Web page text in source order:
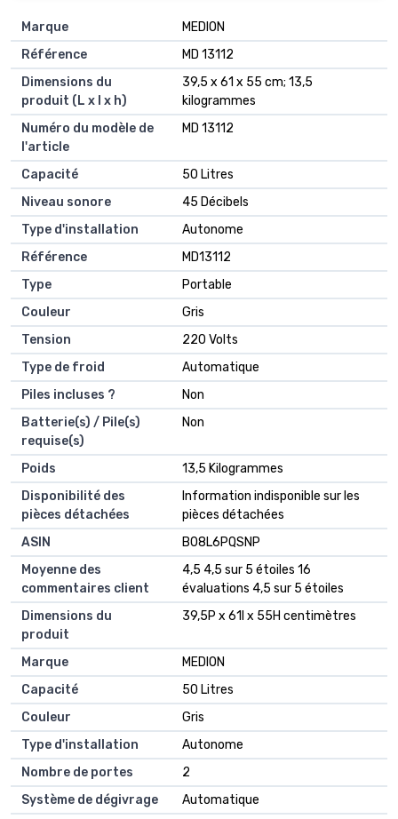
Marque
‎MEDION
Référence
‎MD 13112
Dimensions du
produit (L x l x h)
‎39,5 x 61 x 55 cm; 13,5
kilogrammes
Numéro du modèle de
l'article
‎MD 13112
Capacité
‎50 Litres
Niveau sonore
‎45 Décibels
Type d'installation
‎Autonome
Référence
‎MD13112
Type
‎Portable
Couleur
‎Gris
Tension
‎220 Volts
Type de froid
‎Automatique
Piles incluses ?
‎Non
Batterie(s) / Pile(s)
requise(s)
‎Non
Poids
‎13,5 Kilogrammes
Disponibilité des
pièces détachées
‎Information indisponible sur les
pièces détachées
ASIN
B08L6PQSNP
Moyenne des
commentaires client
4,5 4,5 sur 5 étoiles 16
évaluations 4,5 sur 5 étoiles
Dimensions du
produit
39,5P x 61l x 55H centimètres
Marque
MEDION
Capacité
50 Litres
Couleur
Gris
Type d'installation
Autonome
Nombre de portes
2
Système de dégivrage
Automatique